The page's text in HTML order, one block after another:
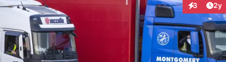
3 2y